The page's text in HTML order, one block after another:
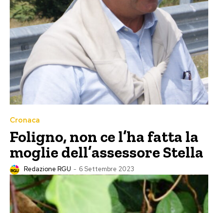
Cronaca
Foligno, non ce l’ha fatta la
moglie dell’assessore Stella
Redazione RGU - 6 Settembre 2023